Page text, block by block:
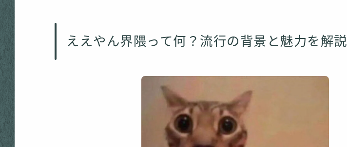
ええやん界隈って何？流行の背景と魅力を解説